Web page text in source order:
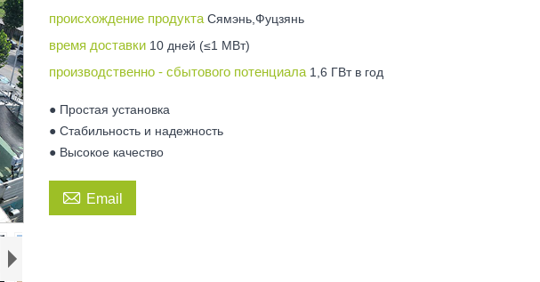
происхождение продуктаСямэнь,Фуцзянь
время доставки 10 дней (≤1 МВт)
производственно - сбытового потенциала 1,6 ГВт в год
● Простая установка
● Стабильность и надежность
● Высокое качество
 Email